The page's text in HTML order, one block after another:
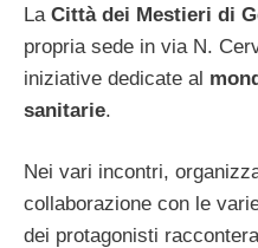
La Città dei Mestieri di
propria sede in via N.
iniziative dedicate al
sanitarie.
Nei vari incontri,
collaborazione con le
dei protagonisti